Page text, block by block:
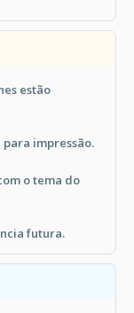
estão
impressão.
o tema do
futura.